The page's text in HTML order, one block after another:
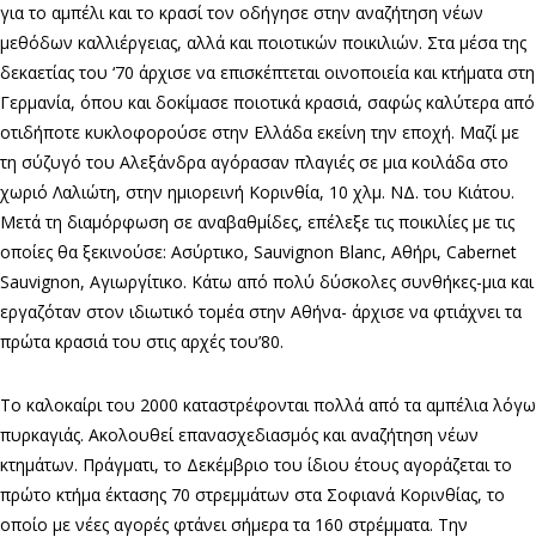
για το αμπέλι και το κρασί τον οδήγησε στην αναζήτηση νέων
μεθόδων καλλιέργειας, αλλά και ποιοτικών ποικιλιών. Στα μέσα της
δεκαετίας του ‘70 άρχισε να επισκέπτεται οινοποιεία και κτήματα στη
Γερμανία, όπου και δοκίμασε ποιοτικά κρασιά, σαφώς καλύτερα από
οτιδήποτε κυκλοφορούσε στην Ελλάδα εκείνη την εποχή. Μαζί με
τη σύζυγό του Αλεξάνδρα αγόρασαν πλαγιές σε μια κοιλάδα στο
χωριό Λαλιώτη, στην ημιορεινή Κορινθία, 10 χλμ. ΝΔ. του Κιάτου.
Μετά τη διαμόρφωση σε αναβαθμίδες, επέλεξε τις ποικιλίες με τις
οποίες θα ξεκινούσε: Ασύρτικο, Sauvignon Blanc, Αθήρι, Cabernet
Sauvignon, Αγιωργίτικο. Κάτω από πολύ δύσκολες συνθήκες-μια και
εργαζόταν στον ιδιωτικό τομέα στην Αθήνα- άρχισε να φτιάχνει τα
πρώτα κρασιά του στις αρχές του’80.
Το καλοκαίρι του 2000 καταστρέφονται πολλά από τα αμπέλια λόγω
πυρκαγιάς. Ακολουθεί επανασχεδιασμός και αναζήτηση νέων
κτημάτων. Πράγματι, το Δεκέμβριο του ίδιου έτους αγοράζεται το
πρώτο κτήμα έκτασης 70 στρεμμάτων στα Σοφιανά Κορινθίας, το
οποίο με νέες αγορές φτάνει σήμερα τα 160 στρέμματα. Την